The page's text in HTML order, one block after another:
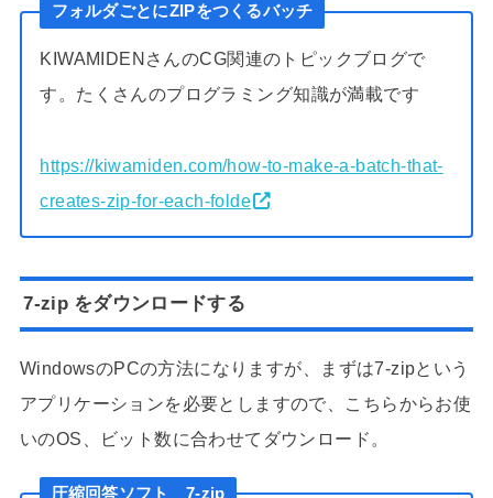
フォルダごとにZIPをつくるバッチ
KIWAMIDENさんのCG関連のトピックブログで
す。たくさんのプログラミング知識が満載です
https://kiwamiden.com/how-to-make-a-batch-that-
creates-zip-for-each-folde
7-zip をダウンロードする
WindowsのPCの方法になりますが、まずは7-zipという
アプリケーションを必要としますので、こちらからお使
いのOS、ビット数に合わせてダウンロード。
圧縮回答ソフト 7-zip